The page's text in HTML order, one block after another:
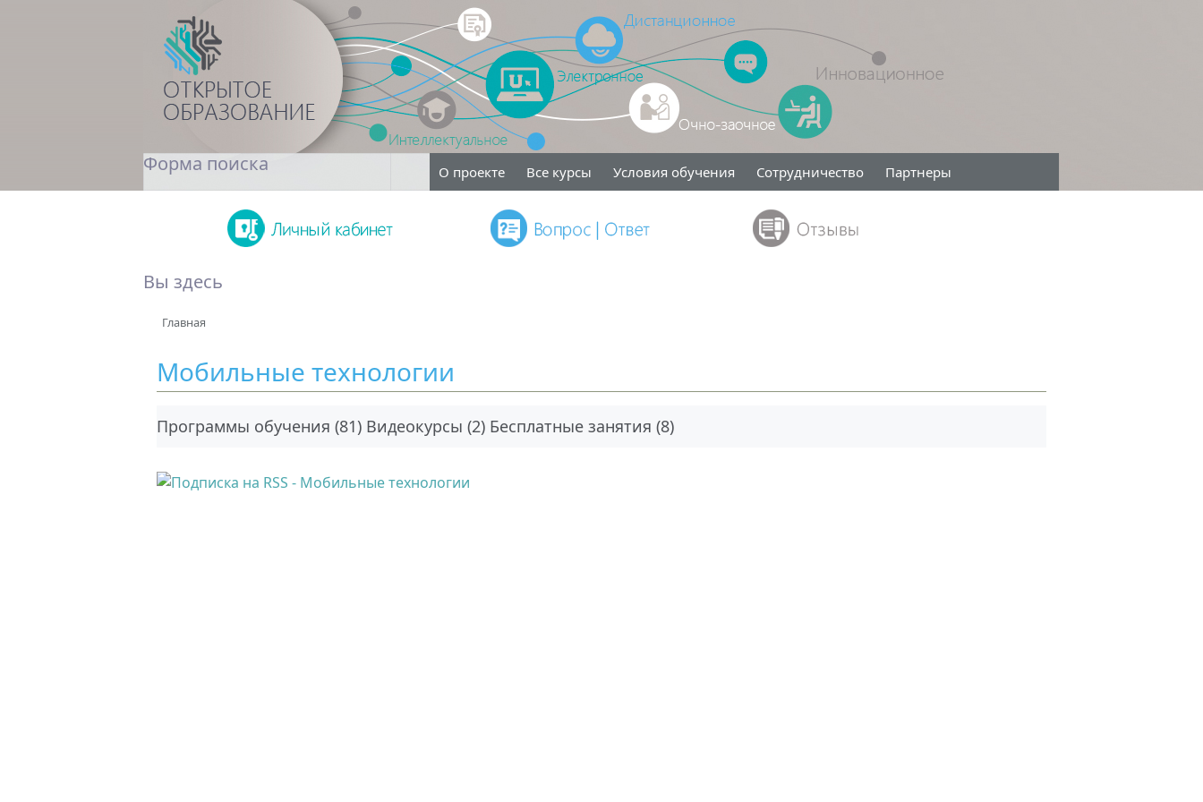
Форма поиска О проекте Все курсы Условия обучения Сотрудничество Партнеры
Вы здесь
Главная
Мобильные технологии
Программы обучения (81) Видеокурсы (2) Бесплатные занятия (8)